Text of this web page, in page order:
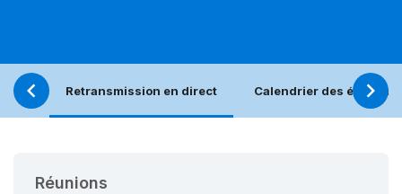
Retransmission en direct Calendrier des
Réunions